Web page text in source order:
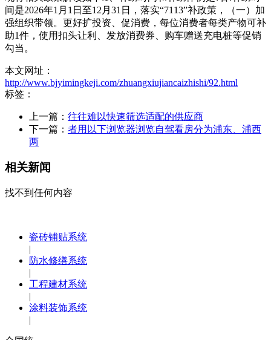
间是2026年1月1日至12月31日，落实“7113”补政策，（一）加
强组织带领。更好扩投资、促消费，每位消费者每类产物可补
助1件，使用扣头让利、发放消费券、购车赠送充电桩等促销
勾当。
本文网址：
http://www.bjyimingkeji.com/zhuangxiujiancaizhishi/92.html
标签：
上一篇： 往往难以快速筛选适配的供应商
下一篇： 者用以下浏览器浏览自驾看房分为浦东、浦西
两
相关新闻
找不到任何内容
瓷砖铺贴系统
|
防水修缮系统
|
工程建材系统
|
涂料装饰系统
|